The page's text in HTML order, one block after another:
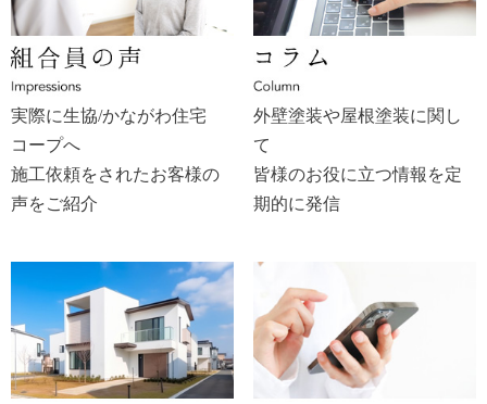
実際に生協/かながわ住宅
コープへ
施工依頼をされたお客様の
声をご紹介
外壁塗装や屋根塗装に関し
て
皆様のお役に立つ情報を定
期的に発信